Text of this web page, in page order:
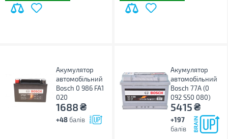
Акумулятор
автомобільний
Bosch 0 986 FA1
020
1688₴
+48 балів
Акумулятор
автомобільний
Bosch 77А (0
092 S50 080)
5415₴
+197
балів